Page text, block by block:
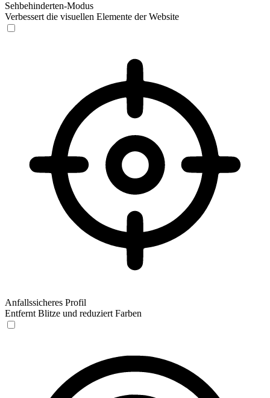
Sehbehinderten-Modus
Verbessert die visuellen Elemente der Website
Anfallssicheres Profil
Entfernt Blitze und reduziert Farben